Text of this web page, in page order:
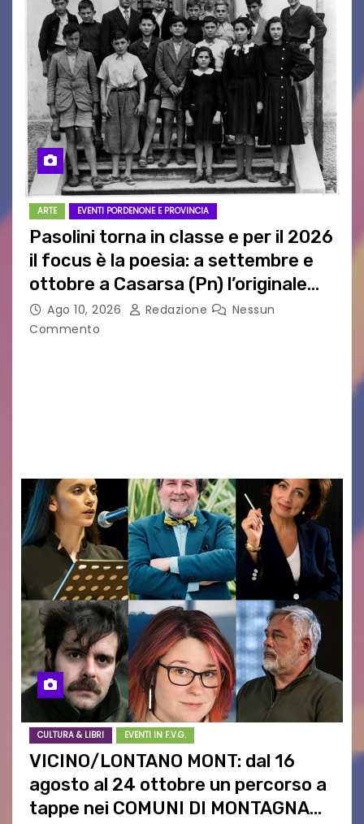
ARTE EVENTI PORDENONE E PROVINCIA
Pasolini torna in classe e per il 2026
il focus è la poesia: a settembre e
ottobre a Casarsa (Pn) l’originale
percorso per docenti delle scuole
medie e superiori
Ago 10, 2026 Redazione
Nessun
Commento
CULTURA & LIBRI EVENTI IN F.V.G.
VICINO/LONTANO MONT: dal 16
agosto al 24 ottobre un percorso a
tappe nei COMUNI DI MONTAGNA